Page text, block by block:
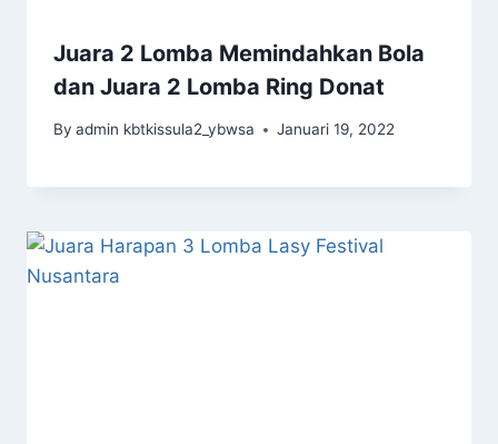
Juara 2 Lomba Memindahkan Bola
dan Juara 2 Lomba Ring Donat
By admin kbtkissula2_ybwsa Januari 19, 2022